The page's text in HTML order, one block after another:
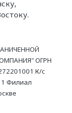
ОГРН
К/с
Филиал